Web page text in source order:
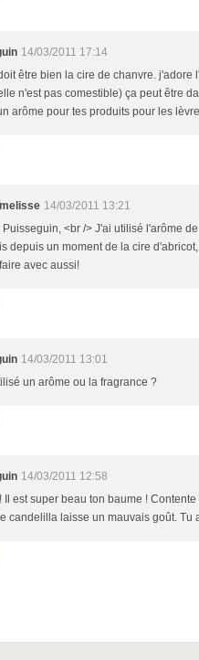
14/03/2011 17:14
être bien la cire de chanvre.
n'est pas comestible) ça peut être
arôme pour tes produits pour les
14/03/2011 13:21
<br /> J'ai utilisé l'arôme
depuis un moment de la cire
avec aussi!
14/03/2011 13:01
un arôme ou la fragrance ?
14/03/2011 12:58
Il est super beau ton baume !
candelilla laisse un mauvais goût. Tu